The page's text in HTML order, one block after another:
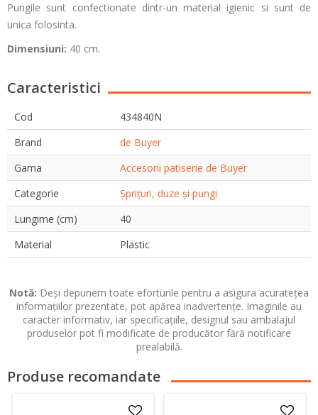
Pungile sunt confectionate dintr-un material igienic si sunt de
unica folosinta.
Dimensiuni: 40 cm.
Caracteristici
Cod
434840N
Brand
de Buyer
Gama
Accesorii patiserie de Buyer
Categorie
Șprițuri, duze și pungi
Lungime (cm)
40
Material
Plastic
Notă: Deși depunem toate eforturile pentru a asigura acuratețea
informațiilor prezentate, pot apărea inadvertențe. Imaginile au
caracter informativ, iar specificațiile, designul sau ambalajul
produselor pot fi modificate de producător fără notificare
prealabilă.
Produse recomandate